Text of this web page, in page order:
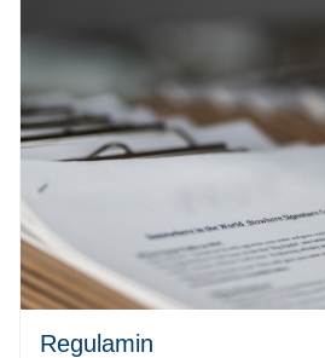
Regulamin